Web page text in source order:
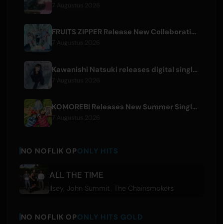
FRUITS ZIPPER Release New Collaboration Song '1,2,3,FOOOOUR'
Kawanishi Natsuki releases digital single 'Sayonara wa Ichiban Kirei na Atashi de'
KOMOREBI Releases New Summer Single 'Letsu Natsu'
NO NOFLIK OPONLY HITS
ALL THE TIME
Ilsey, John Summit The Chainsmokers
NO NOFLIK OPONLY HITS GOLD